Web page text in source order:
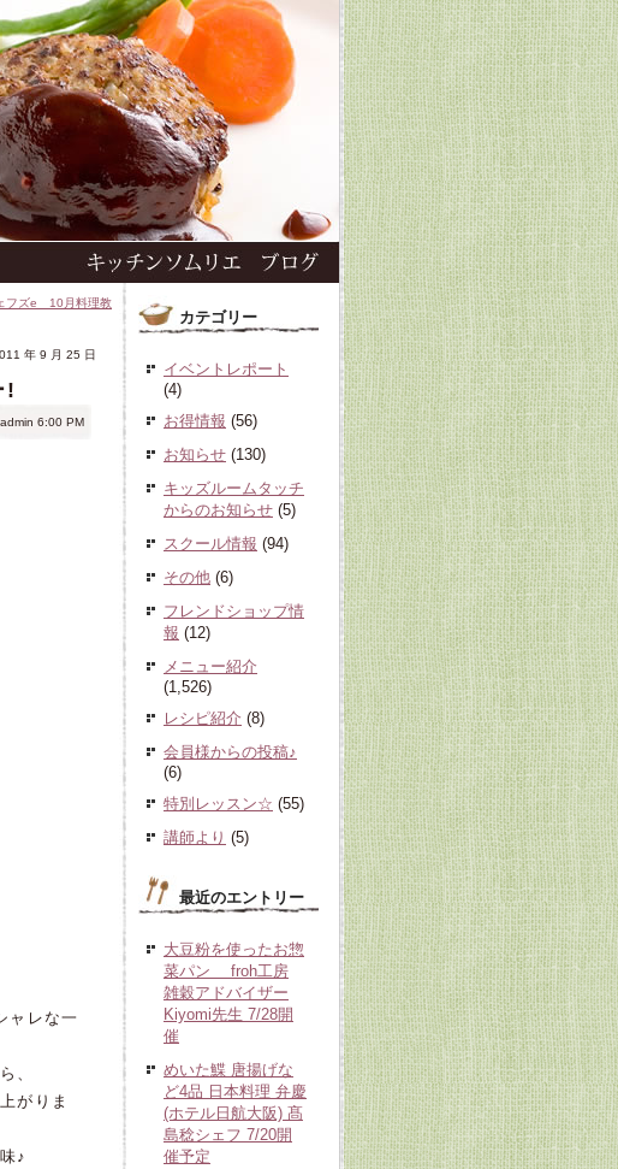
フズe 10月料理教
年 9 月 25 日
!
6:00 PM
ャレな一
、
がりま
♪
カテゴリー
イベントレポート
(4)
お得情報 (56)
お知らせ (130)
キッズルームタッチ
からのお知らせ (5)
スクール情報 (94)
その他 (6)
フレンドショップ情
報 (12)
メニュー紹介
(1,526)
レシピ紹介 (8)
会員様からの投稿♪
(6)
特別レッスン☆ (55)
講師より (5)
最近のエントリー
大豆粉を使ったお惣
菜パン froh工房
雑穀アドバイザー
Kiyomi先生 7/28開
催
めいた鰈 唐揚げな
ど4品 日本料理 弁慶
(ホテル日航大阪) 髙
島稔シェフ 7/20開
催予定